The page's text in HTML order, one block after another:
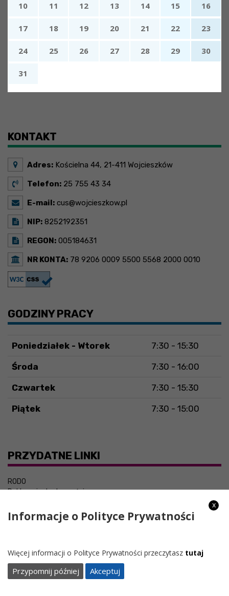
10 11 12 13 14 15 16
17 18 19 20 21 22 23
24 25 26 27 28 29 30
31
KONTAKT
Adres: Kościelna 44, 21-411 Wojcieszków
Telefon: 25 755 43 34
E-mail: cus@wojcieszkow.pl
NIP: 8252192351
REGON: 005184631
NR KONTA: 78 9206 0009 5500 5568 2000 0010
GODZINY PRACY
Poniedziałek - Wtorek 7:30 - 15:30
Środa 7:30 - 16:00
Czwartek 7:30 - 15:30
Piątek 7:30 - 15:00
PRZYDATNE LINKI
RODO
Deklaracja dostępności
x
Informacje o Polityce Prywatności
Więcej informacji o Polityce Prywatności przeczytasz tutaj
Przypomnij później Akceptuj